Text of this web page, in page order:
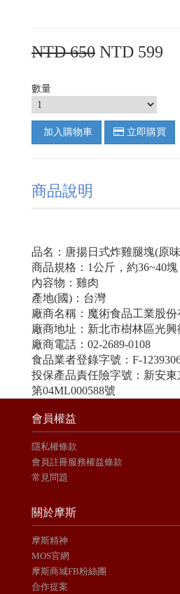
NTD 650 NTD 599
數量
加入購物車 立即購買
商品說明
品名：唐揚日式炸雞腿塊(原
商品規格：1公斤，約36~40塊
內容物：雞肉
產地(國)：台灣
廠商名稱：魔術食品工業股份
廠商地址：新北市樹林區光興
廠商電話：02-2689-0108
食品業者登錄字號：F-
投保產品責任險字號：新安東
第04ML000588號
會員權益
隱私權條款
會員註冊服務權益條款
常見問題
關於摩斯
摩斯精神
MOS官網
摩斯商城FB粉絲團
合作提案